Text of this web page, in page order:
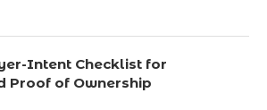
Intent Checklist for
Proof of Ownership